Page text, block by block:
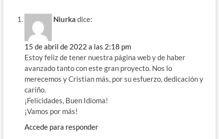
k
Niurka dice:
15 de abril de 2022 a las 2:18 pm
Estoy feliz de tener nuestra página web y de haber
avanzado tanto con este gran proyecto. Nos lo
merecemos y Cristian más, por su esfuerzo, dedicación y
cariño.
¡Felicidades, Buen Idioma!
¡Vamos por más!
Accede para responder